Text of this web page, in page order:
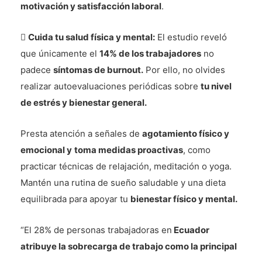
motivación y satisfacción laboral.
 Cuida tu salud física y mental: El estudio reveló
que únicamente el 14% de los trabajadores no
padece síntomas de burnout. Por ello, no olvides
realizar autoevaluaciones periódicas sobre tu nivel
de estrés y bienestar general.
Presta atención a señales de agotamiento físico y
emocional y toma medidas proactivas, como
practicar técnicas de relajación, meditación o yoga.
Mantén una rutina de sueño saludable y una dieta
equilibrada para apoyar tu bienestar físico y mental.
“El 28% de personas trabajadoras en Ecuador
atribuye la sobrecarga de trabajo como la principal